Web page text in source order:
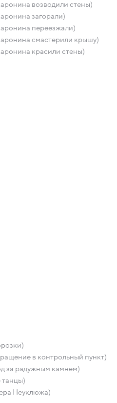
возводили стены)
загорали)
переезжали)
смастерили крышу)
красили стены)
в контрольный пункт)
за радужным камнем)
Неуклюжа)